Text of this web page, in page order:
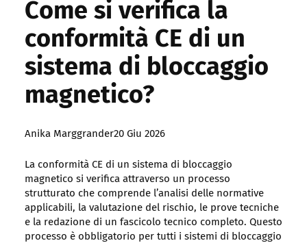
Come si verifica la
conformità CE di un
sistema di bloccaggio
magnetico?
Posted
Anika Marggrander20 Giu 2026
La conformità CE di un sistema di bloccaggio
magnetico si verifica attraverso un processo
strutturato che comprende l’analisi delle normative
applicabili, la valutazione del rischio, le prove tecniche
e la redazione di un fascicolo tecnico completo. Questo
processo è obbligatorio per tutti i sistemi di bloccaggio